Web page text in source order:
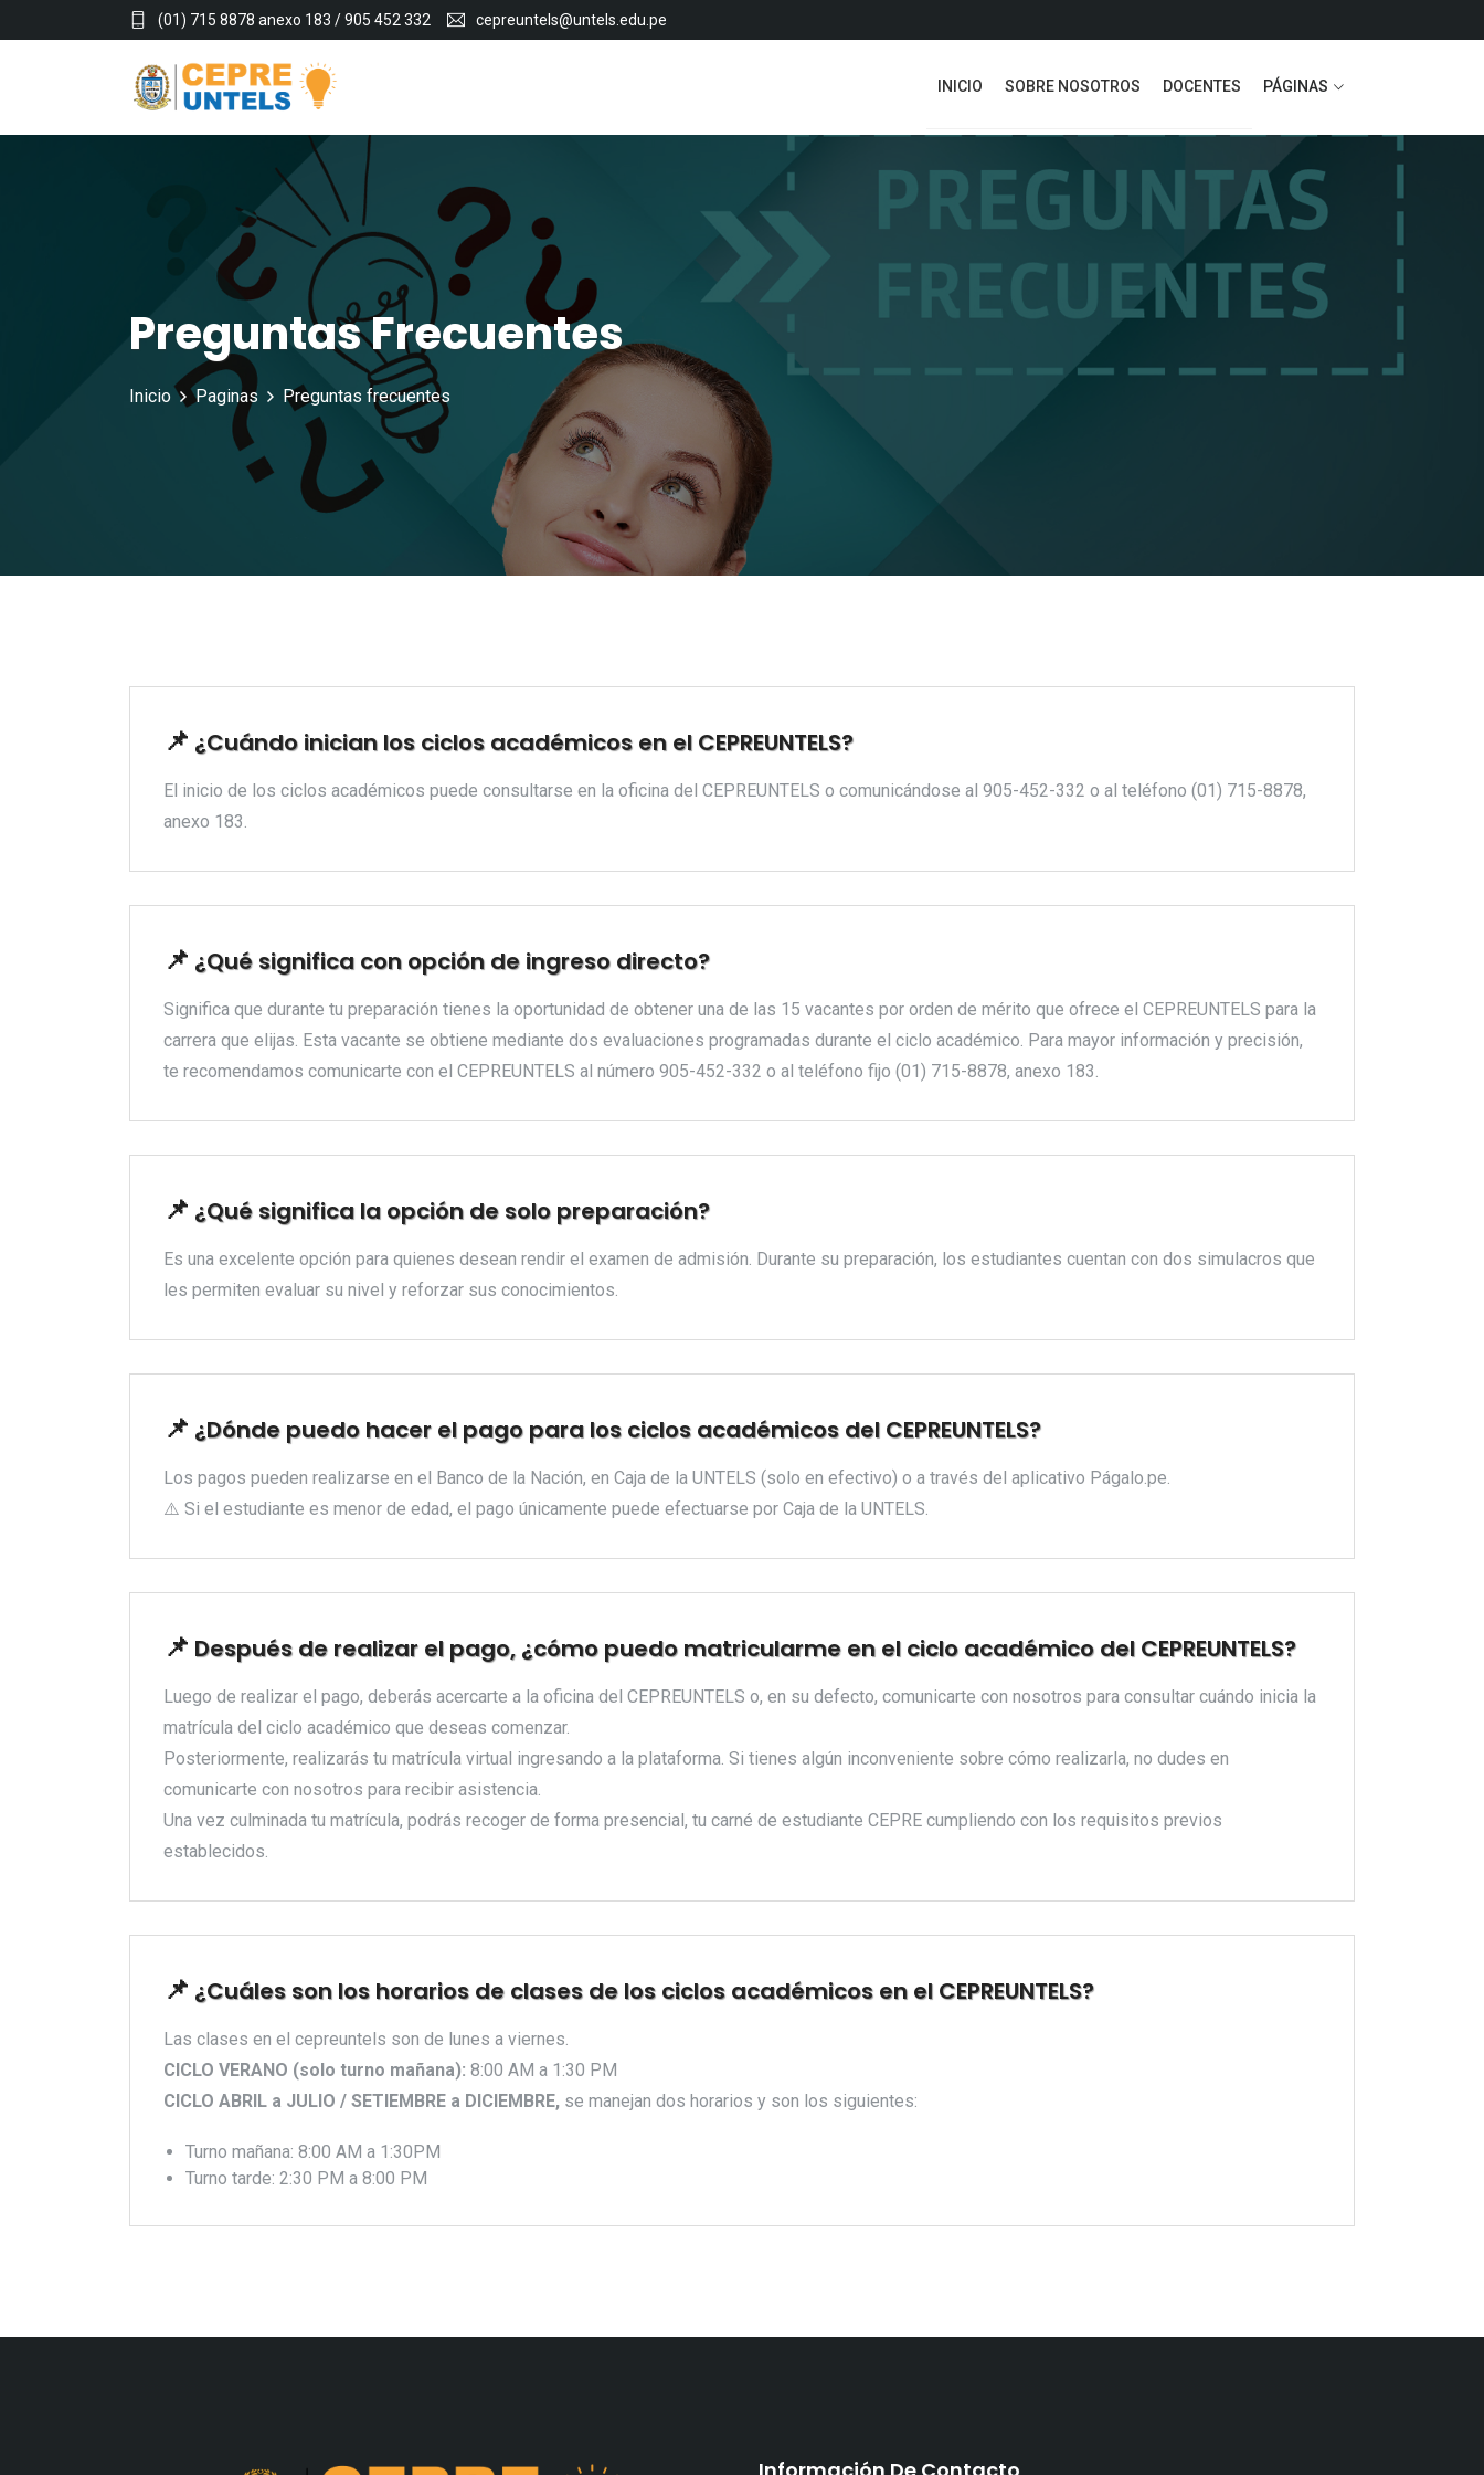
(01) 715 8878 anexo 183 / 905 452 332 cepreuntels@untels.edu.pe
INICIO SOBRE NOSOTROS DOCENTES PÁGINAS
Preguntas Frecuentes
Inicio Paginas Preguntas frecuentes
¿Cuándo inician los ciclos académicos en el CEPREUNTELS?
El inicio de los ciclos académicos puede consultarse en la oficina del CEPREUNTELS o comunicándose al 905-452-332 o al teléfono (01) 715-8878,
anexo 183.
¿Qué significa con opción de ingreso directo?
Significa que durante tu preparación tienes la oportunidad de obtener una de las 15 vacantes por orden de mérito que ofrece el CEPREUNTELS para la
carrera que elijas. Esta vacante se obtiene mediante dos evaluaciones programadas durante el ciclo académico. Para mayor información y precisión,
te recomendamos comunicarte con el CEPREUNTELS al número 905-452-332 o al teléfono fijo (01) 715-8878, anexo 183.
¿Qué significa la opción de solo preparación?
Es una excelente opción para quienes desean rendir el examen de admisión. Durante su preparación, los estudiantes cuentan con dos simulacros que
les permiten evaluar su nivel y reforzar sus conocimientos.
¿Dónde puedo hacer el pago para los ciclos académicos del CEPREUNTELS?
Los pagos pueden realizarse en el Banco de la Nación, en Caja de la UNTELS (solo en efectivo) o a través del aplicativo Págalo.pe.
⚠️ Si el estudiante es menor de edad, el pago únicamente puede efectuarse por Caja de la UNTELS.
Después de realizar el pago, ¿cómo puedo matricularme en el ciclo académico del CEPREUNTELS?
Luego de realizar el pago, deberás acercarte a la oficina del CEPREUNTELS o, en su defecto, comunicarte con nosotros para consultar cuándo inicia la
matrícula del ciclo académico que deseas comenzar.
Posteriormente, realizarás tu matrícula virtual ingresando a la plataforma. Si tienes algún inconveniente sobre cómo realizarla, no dudes en
comunicarte con nosotros para recibir asistencia.
Una vez culminada tu matrícula, podrás recoger de forma presencial, tu carné de estudiante CEPRE cumpliendo con los requisitos previos
establecidos.
¿Cuáles son los horarios de clases de los ciclos académicos en el CEPREUNTELS?
Las clases en el cepreuntels son de lunes a viernes.
CICLO VERANO (solo turno mañana): 8:00 AM a 1:30 PM
CICLO ABRIL a JULIO / SETIEMBRE a DICIEMBRE, se manejan dos horarios y son los siguientes:
Turno mañana: 8:00 AM a 1:30PM
Turno tarde: 2:30 PM a 8:00 PM